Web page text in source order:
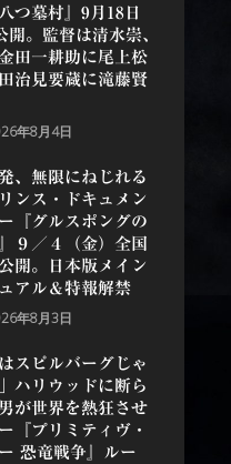
つ墓村』9月18日
開。監督は清水崇、
田一耕助に尾上松
治見要蔵に滝藤賢
年8月4日
、無限にねじれる
ンス・ドキュメン
『グルスポングの
９／４（金）全国
開。日本版メイン
アル＆特報解禁
年8月3日
はスピルバーグじゃ
ハリウッドに断ら
が世界を熱狂させ
『プリミティヴ・
恐⻯戦争』ルー